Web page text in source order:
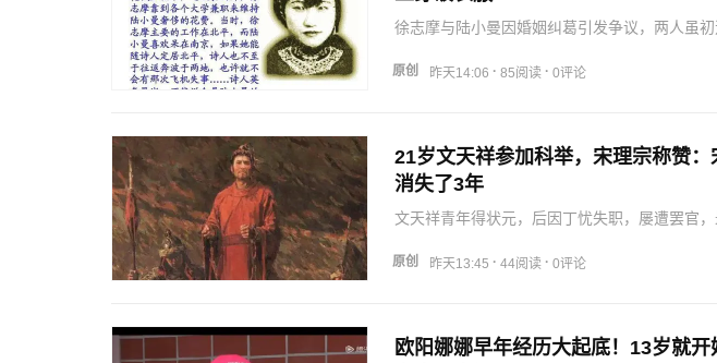
徐志摩与陆小曼因婚姻纠葛引发争议，两人虽
原创 昨天14:06 · 85阅读 · 0评论
21岁文天祥参加科举，宋理宗称赞
消失了3年
文天祥青年得状元，后因丁忧失职，屡遭罢官，
原创 昨天13:45 · 44阅读 · 0评论
欧阳娜娜早年经历大起底！13岁就